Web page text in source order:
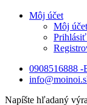
Môj účet
Môj účet
Prihlásiť
0908516888 -
Napíšte hľadaný